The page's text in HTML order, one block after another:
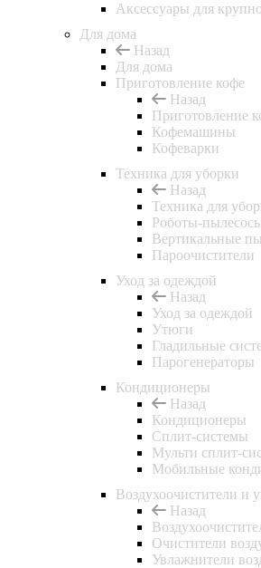
Аксессуары для
Для дома
Назад
Для дома
Приготовление кофе
Назад
Приготовление
Кофемашины
Кофеварки
Техника для уборки
Назад
Техника для
Роботы-
Вертикальные
Пароочистители
Уход за одеждой
Назад
Уход за одеждой
Утюги
Гладильные
Парогенераторы
Кондиционеры
Назад
Кондиционеры
Сплит-системы
Мульти сплит-
Мобильные
Воздухоочистители и
Назад
Очистители
Увлажнители